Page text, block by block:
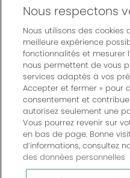
Suivez-nous
© Bordeaux Events And
20088 - 33070
Un événement organisé
Charte de protection
Règlement
Mentions légales|
Nous respectons
Nous utilisons des cookies
meilleure expérience
fonctionnalités et mesurer
nous permettent de vous
services adaptés à vos
Accepter et fermer » pour
consentement et
autorisez seulement une
Vous pourrez revenir sur
en bas de page. Bonne
d’informations, consultez
des données personnelles